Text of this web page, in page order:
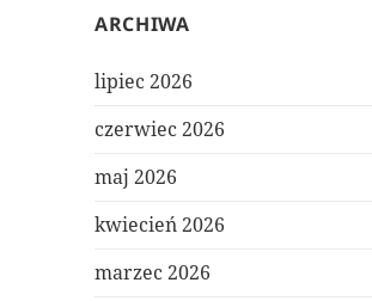
ARCHIWA
lipiec 2026
czerwiec 2026
maj 2026
kwiecień 2026
marzec 2026